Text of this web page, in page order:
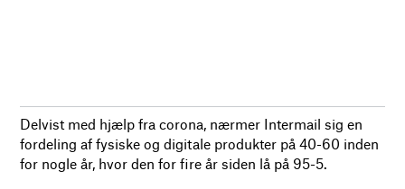
Delvist med hjælp fra corona, nærmer Intermail sig en
fordeling af fysiske og digitale produkter på 40-60 inden
for nogle år, hvor den for fire år siden lå på 95-5.